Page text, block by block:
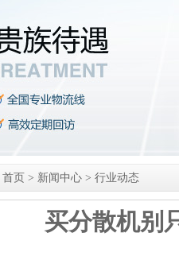
首页 > 新闻中心 > 行业动态
买分散机别